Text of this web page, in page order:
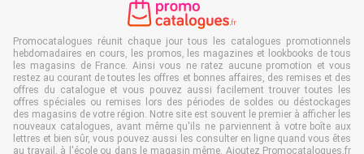
Promocatalogues réunit chaque jour tous les catalogues promotionnels
hebdomadaires en cours, les promos, les magazines et lookbooks de tous
les magasins de France. Ainsi vous ne ratez aucune promotion et vous
restez au courant de toutes les offres et bonnes affaires, des remises et des
offres du catalogue et vous pouvez aussi facilement trouver toutes les
offres spéciales ou remises lors des périodes de soldes ou déstockages
des magasins de votre région. Notre site est souvent le premier à afficher les
nouveaux catalogues, avant même qu'ils ne parviennent à votre boîte aux
lettres et bien sûr, vous pouvez aussi les consulter en ligne quand vous êtes
au travail, à l'école ou dans le magasin même. Ajoutez Promocatalogues.fr